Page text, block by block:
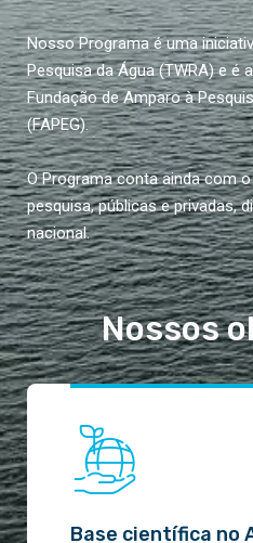
Nosso Programa é uma
Pesquisa da Água (TWRA) e é
Fundação de Amparo à
(FAPEG).
O Programa conta ainda com
pesquisa, públicas e privadas,
nacional.
Nossos
Base científica no